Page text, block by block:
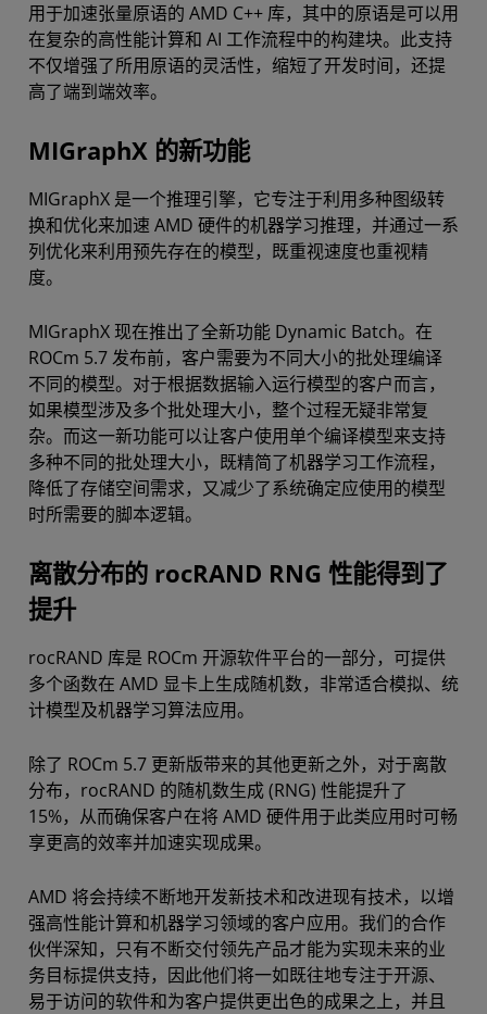
用于加速张量原语的 AMD C++ 库，其中的原语是可以用
在复杂的高性能计算和 AI 工作流程中的构建块。此支持
不仅增强了所用原语的灵活性，缩短了开发时间，还提
高了端到端效率。
MIGraphX 的新功能
MIGraphX 是一个推理引擎，它专注于利用多种图级转
换和优化来加速 AMD 硬件的机器学习推理，并通过一系
列优化来利用预先存在的模型，既重视速度也重视精
度。
MIGraphX 现在推出了全新功能 Dynamic Batch。在
ROCm 5.7 发布前，客户需要为不同大小的批处理编译
不同的模型。对于根据数据输入运行模型的客户而言，
如果模型涉及多个批处理大小，整个过程无疑非常复
杂。而这一新功能可以让客户使用单个编译模型来支持
多种不同的批处理大小，既精简了机器学习工作流程，
降低了存储空间需求，又减少了系统确定应使用的模型
时所需要的脚本逻辑。
离散分布的 rocRAND RNG 性能得到了
提升
rocRAND 库是 ROCm 开源软件平台的一部分，可提供
多个函数在 AMD 显卡上生成随机数，非常适合模拟、统
计模型及机器学习算法应用。
除了 ROCm 5.7 更新版带来的其他更新之外，对于离散
分布，rocRAND 的随机数生成 (RNG) 性能提升了
15%，从而确保客户在将 AMD 硬件用于此类应用时可畅
享更高的效率并加速实现成果。
AMD 将会持续不断地开发新技术和改进现有技术，以增
强高性能计算和机器学习领域的客户应用。我们的合作
伙伴深知，只有不断交付领先产品才能为实现未来的业
务目标提供支持，因此他们将一如既往地专注于开源、
易于访问的软件和为客户提供更出色的成果之上，并且